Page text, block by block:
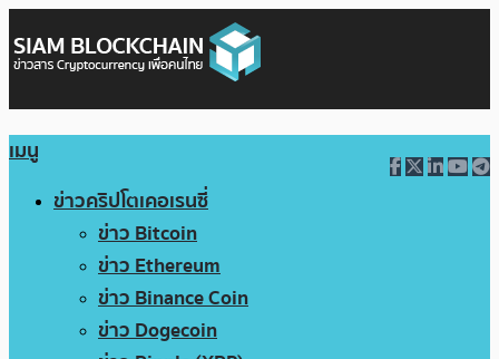
เมนู
ข่าวคริปโตเคอเรนซี่
ข่าว Bitcoin
ข่าว Ethereum
ข่าว Binance Coin
ข่าว Dogecoin